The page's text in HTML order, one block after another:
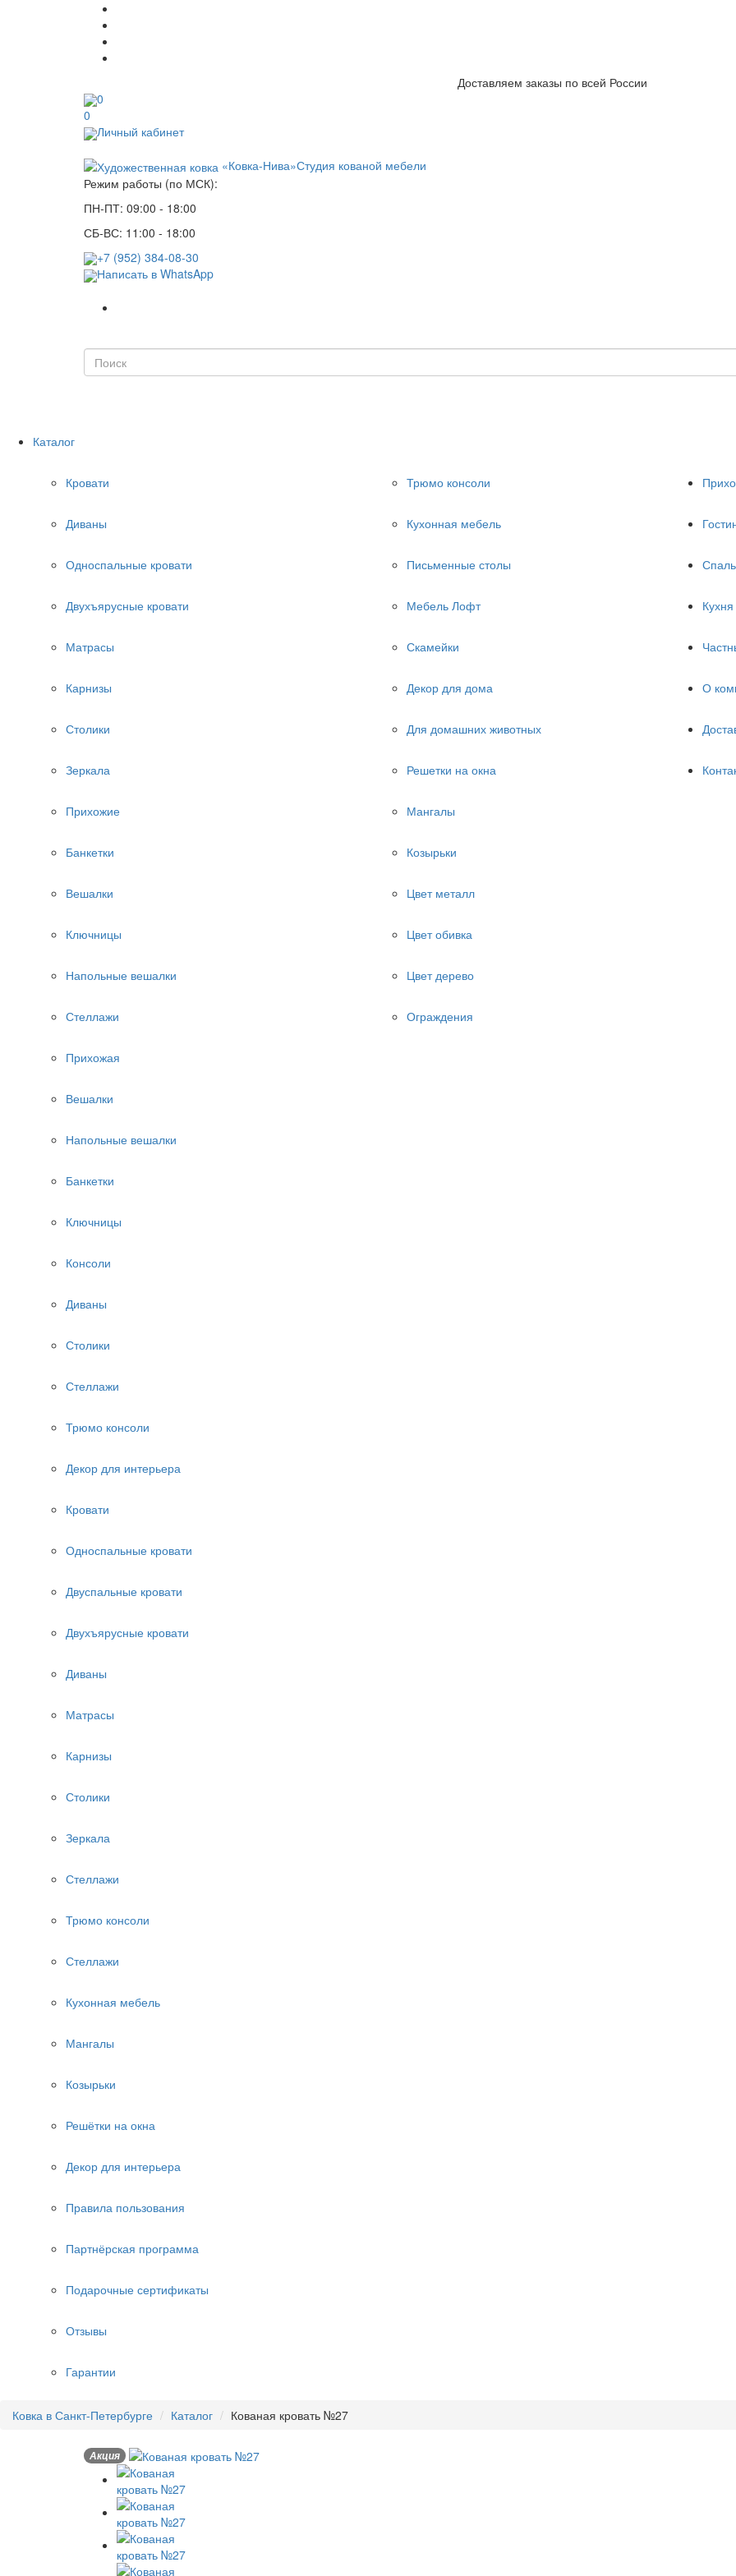
Доставляем заказы по всей России
0
0
Личный кабинет
«Ковка-Нива»Студия кованой мебели
Режим работы (по МСК):
ПН-ПТ: 09:00 - 18:00
СБ-ВС: 11:00 - 18:00
+7 (952) 384-08-30
Написать в WhatsApp
Каталог
Кровати
Диваны
Односпальные кровати
Двухъярусные кровати
Матрасы
Карнизы
Столики
Зеркала
Прихожие
Банкетки
Вешалки
Ключницы
Напольные вешалки
Стеллажи
Трюмо консоли
Кухонная мебель
Письменные столы
Мебель Лофт
Скамейки
Декор для дома
Для домашних животных
Решетки на окна
Мангалы
Козырьки
Цвет металл
Цвет обивка
Цвет дерево
Ограждения
Прихожая
Вешалки
Напольные вешалки
Банкетки
Ключницы
Консоли
Диваны
Столики
Стеллажи
Трюмо консоли
Декор для интерьера
Кровати
Односпальные кровати
Двуспальные кровати
Двухъярусные кровати
Диваны
Матрасы
Карнизы
Столики
Зеркала
Стеллажи
Трюмо консоли
Кухня
Стеллажи
Кухонная мебель
Мангалы
Козырьки
Решётки на окна
Декор для интерьера
О
Правила пользования
Партнёрская программа
Подарочные сертификаты
Отзывы
Гарантии
Ковка в Санкт-Петербурге Каталог Кованая кровать №27
Акция